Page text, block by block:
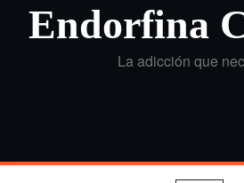
Endorfina
La adicción que